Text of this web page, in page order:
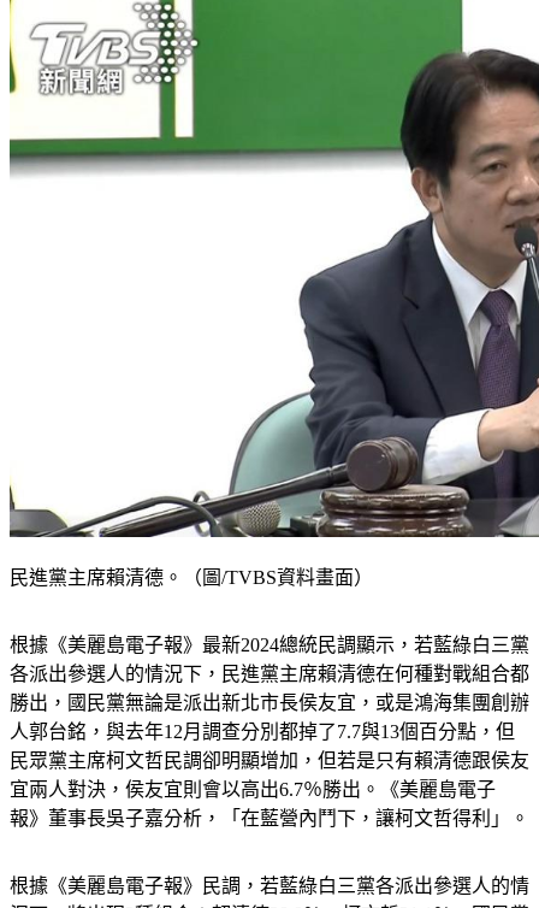
根據《美麗島電子報》最新2024總統民調顯示，若藍綠白三黨
各派出參選人的情況下，民進黨主席賴清德在何種對戰組合都
勝出，國民黨無論是派出新北市長侯友宜，或是鴻海集團創辦
人郭台銘，與去年12月調查分別都掉了7.7與13個百分點，但
民眾黨主席柯文哲民調卻明顯增加，但若是只有賴清德跟侯友
宜兩人對決，侯友宜則會以高出6.7％勝出。《美麗島電子